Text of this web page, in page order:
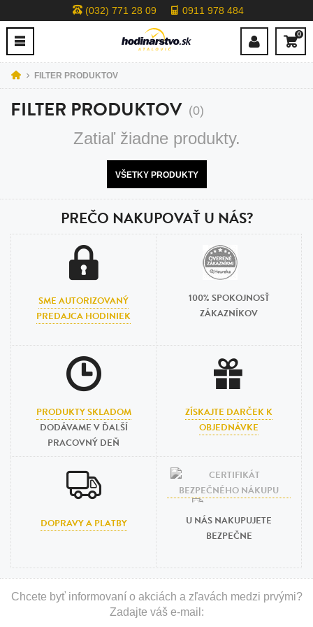
(032) 771 28 09 0911 978 484
0
FILTER PRODUKTOV
FILTER PRODUKTOV (0)
Zatiaľ žiadne produkty.
VŠETKY PRODUKTY
PREČO NAKUPOVAŤ U NÁS?
SME AUTORIZOVANÝ
PREDAJCA HODINIEK
100% SPOKOJNOSŤ
ZÁKAZNÍKOV
PRODUKTY SKLADOM
DODÁVAME V ĎALŠÍ
PRACOVNÝ DEŇ
ZÍSKAJTE DARČEK K
OBJEDNÁVKE
DOPRAVY A PLATBY
U NÁS NAKUPUJETE
BEZPEČNE
Chcete byť informovaní o akciách a zľavách medzi prvými?
Zadajte váš e-mail: